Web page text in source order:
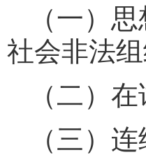
（一）
社会非法
（二）
（三）